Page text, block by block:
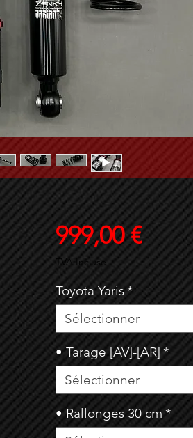
999,00 €Prix
TVA Incluse
Toyota Yaris*
Sélectionner
• Tarage [AV]-[AR] *
Sélectionner
• Rallonges 30 cm *